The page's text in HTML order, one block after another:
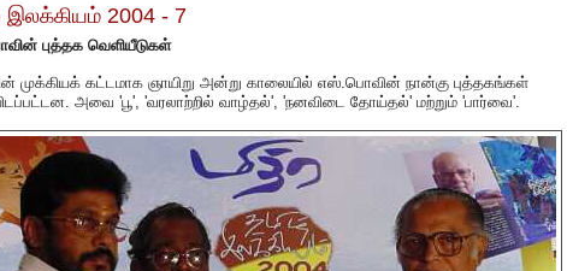
இலக்கியம் 2004 - 7
புத்தக வெளியீடுகள்
முக்கியக் கட்டமாக ஞாயிறு அன்று காலையில் எஸ்.பொவின் நான்கு புத்தகங்கள்
அவை 'பூ', 'வரலாற்றில் வாழ்தல்', 'நனவிடை தோய்தல்' மற்றும் 'பார்வை'.